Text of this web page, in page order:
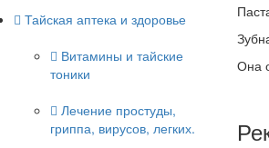
Тайская аптека и здоровье
Витамины и тайские
тоники
Лечение простуды,
гриппа, вирусов, легких.
Она